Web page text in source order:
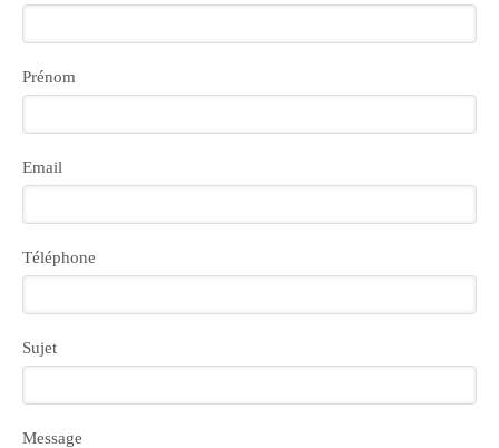
Prénom
Email
Téléphone
Sujet
Message